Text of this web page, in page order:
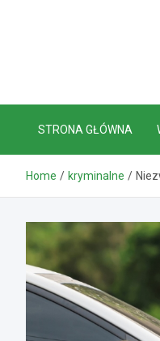
STRONA GŁÓWNA
Home kryminalne